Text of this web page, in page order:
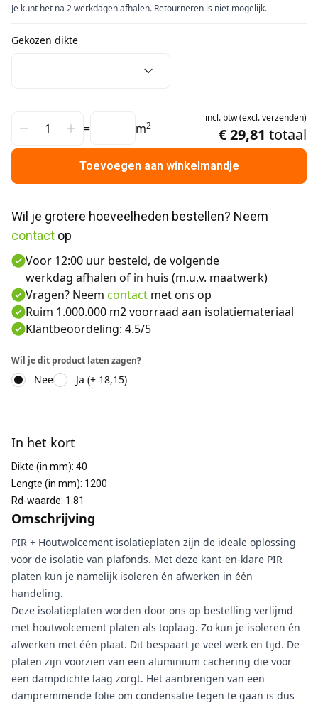
Je kunt het na 2 werkdagen afhalen. Retourneren is niet mogelijk.
Gekozen dikte
= m2
incl. btw(excl.verzenden)
€ 29,81 totaal
Toevoegen aan winkelmandje
contact op
Voor 12:00 uur besteld, de volgende
werkdag afhalen of in huis (m.u.v. maatwerk)
Vragen? Neem contact met ons op
Ruim 1.000.000 m2 voorraad aan isolatiemateriaal
Klantbeoordeling: 4.5/5
Wil je dit product laten zagen?
Nee Ja (+ 18,15)
In het kort
Dikte (in mm): 40
Lengte (in mm): 1200
Rd-waarde: 1.81
Omschrijving
PIR + Houtwolcement isolatieplaten zijn de ideale oplossing
voor de isolatie van plafonds. Met deze kant-en-klare PIR
platen kun je namelijk isoleren én afwerken in één
handeling.
Deze isolatieplaten worden door ons op bestelling verlijmd
met houtwolcement platen als toplaag. Zo kun je isoleren én
afwerken met één plaat. Dit bespaart je veel werk en tijd. De
platen zijn voorzien van een aluminium cachering die voor
een dampdichte laag zorgt. Het aanbrengen van een
dampremmende folie om condensatie tegen te gaan is dus